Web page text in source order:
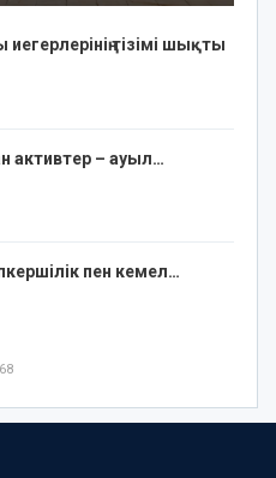
иегерлерінің тізімі шықты
активтер – ауыл…
пен кемел…